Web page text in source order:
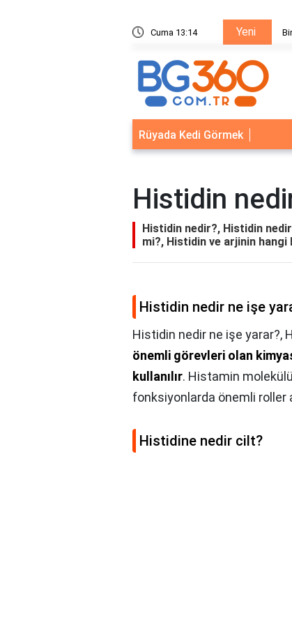
Cuma 13:14 Yeni
Sistemleri: Akıllı Kilit ve Çelik Gövde Çözümleri
Rüyada Kedi Görmek
Histidin
Histidin nedir?, Histidin
mi?, Histidin ve arjinin
Histidin nedir ne işe
Histidin nedir ne işe yarar?,
önemli görevleri olan
kullanılır. Histamin
fonksiyonlarda önemli roller
Histidine nedir cilt?